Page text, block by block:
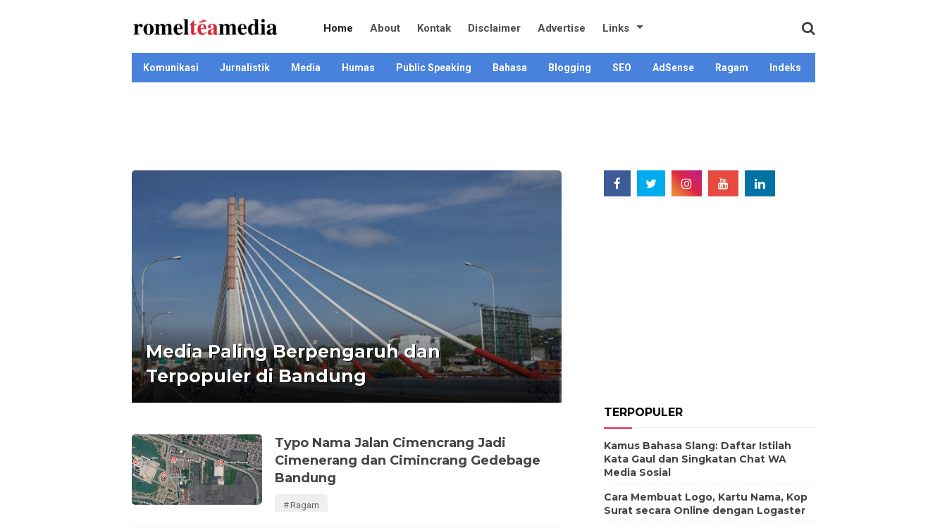
Home About Kontak Disclaimer Advertise Links
Komunikasi Jurnalistik Media Humas Public Speaking Bahasa Blogging SEO AdSense Ragam Indeks
Media Paling Berpengaruh dan
Terpopuler di Bandung
Typo Nama Jalan Cimencrang Jadi
Cimenerang dan Cimincrang Gedebage
Bandung
Ragam
TERPOPULER
Kamus Bahasa Slang: Daftar Istilah
Kata Gaul dan Singkatan Chat WA
Media Sosial
Cara Membuat Logo, Kartu Nama, Kop
Surat secara Online dengan Logaster